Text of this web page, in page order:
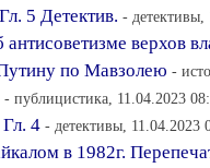
5 Детектив. - детективы,
верхов
по Мавзолею -
- публицистика, 11.04.2023
4 - детективы, 11.04.2023
в 1982г.